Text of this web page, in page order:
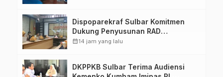
Dispoparekraf Sulbar Komitmen
Dukung Penyusunan RAD
TPB/SDGs Sulawesi Barat
calendar_month14 jam yang lalu
DKPPKB Sulbar Terima Audiensi